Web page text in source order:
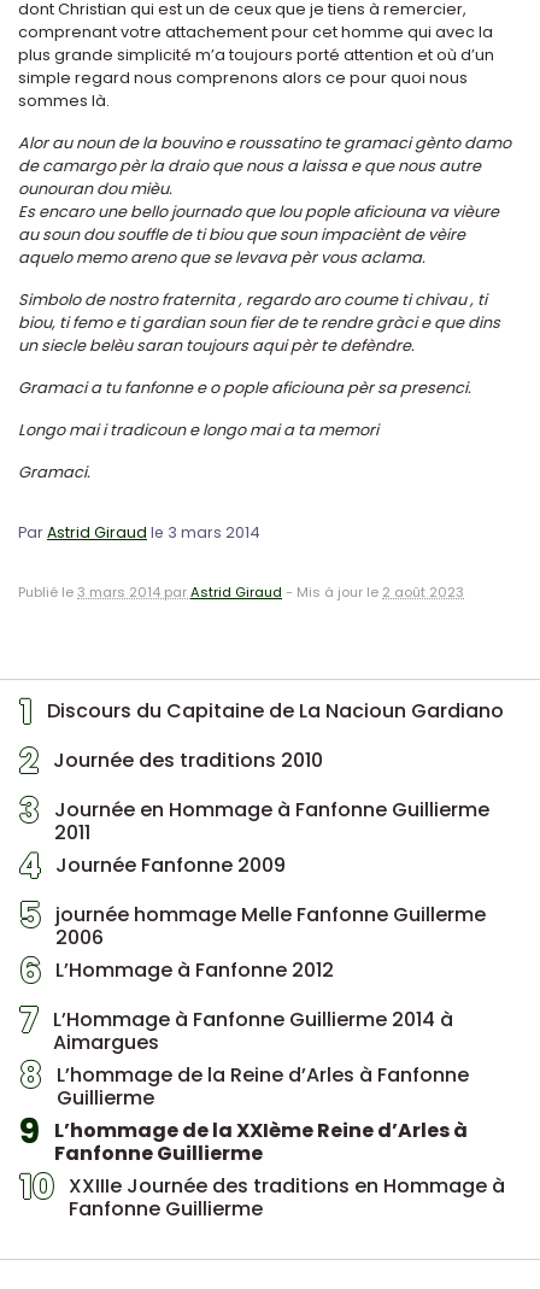
1 Discours du Capitaine de La Nacioun Gardiano
2 Journée des traditions 2010
3
Journée en Hommage à Fanfonne Guillierme
2011
4 Journée Fanfonne 2009
5 journée hommage Melle Fanfonne Guillerme
2006
6 L’Hommage à Fanfonne 2012
7 L’Hommage à Fanfonne Guillierme 2014 à
Aimargues
8
L’hommage de la Reine d’Arles à Fanfonne
Guillierme
9
L’hommage de la XXIème Reine d’Arles à
Fanfonne Guillierme
10 XXIIIe Journée des traditions en Hommage à
Fanfonne Guillierme
dont Christian qui est un de ceux que je tiens à remercier,
comprenant votre attachement pour cet homme qui avec la
plus grande simplicité m’a toujours porté attention et où d’un
simple regard nous comprenons alors ce pour quoi nous
sommes là.
Alor au noun de la bouvino e roussatino te gramaci gènto damo
de camargo pèr la draio que nous a laissa e que nous autre
ounouran dou mièu.
Es encaro une bello journado que lou pople aficiouna va vièure
au soun dou souffle de ti biou que soun impaciènt de vèire
aquelo memo areno que se levava pèr vous aclama.
Simbolo de nostro fraternita , regardo aro coume ti chivau , ti
biou, ti femo e ti gardian soun fier de te rendre gràci e que dins
un siecle belèu saran toujours aqui pèr te defèndre.
Gramaci a tu fanfonne e o pople aficiouna pèr sa presenci.
Longo mai i tradicoun e longo mai a ta memori
Gramaci.
ParAstrid Giraud le 3 mars 2014
Publié le 3 mars 2014 parAstrid Giraud - Mis à jour le 2 août 2023